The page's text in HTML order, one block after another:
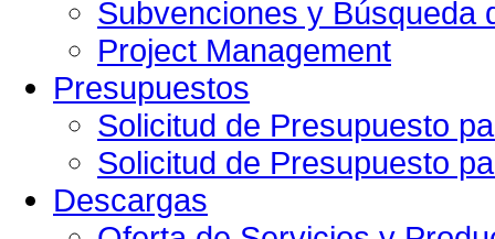
Subvenciones y Búsqueda
Project Management
Presupuestos
Solicitud de Presupuesto
Solicitud de Presupuesto
Descargas